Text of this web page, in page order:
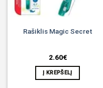
Rašiklis Magic Secret
2.60€
Į KREPŠELĮ